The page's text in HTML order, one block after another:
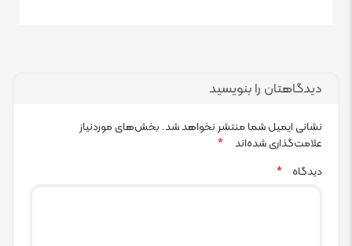
دیدگاهتان را بنویسید
نشانی ایمیل شما منتشر نخواهد شد. بخش‌های موردنیاز
علامت‌گذاری شده‌اند
*
دیدگاه
*